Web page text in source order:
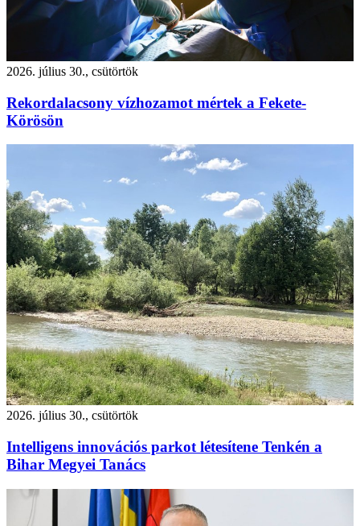
2026. július 30., csütörtök
Rekordalacsony vízhozamot mértek a Fekete-
Körösön
2026. július 30., csütörtök
Intelligens innovációs parkot létesítene Tenkén a
Bihar Megyei Tanács